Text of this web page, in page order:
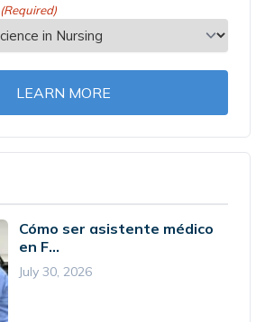
(Required)
LEARN MORE
Cómo ser asistente médico
en F...
July 30, 2026